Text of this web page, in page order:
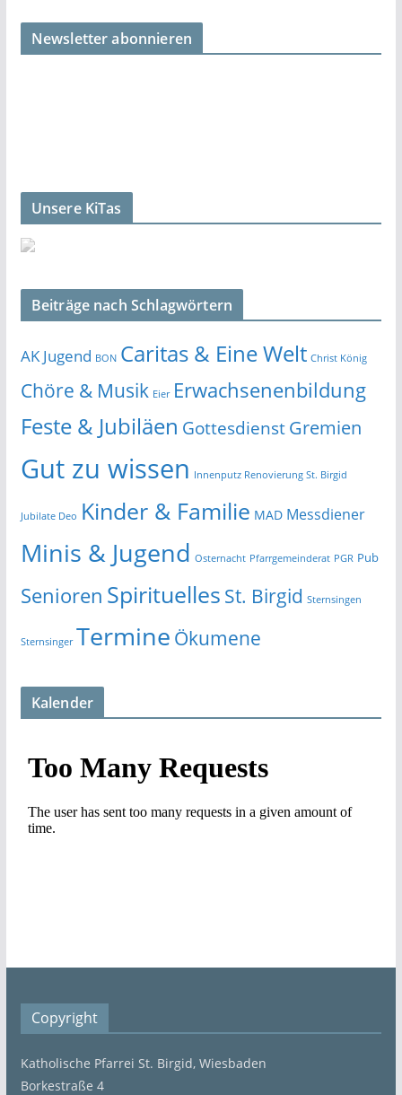
Newsletter abonnieren
Unsere KiTas
Beiträge nach Schlagwörtern
AK Jugend BON Caritas & Eine Welt Christ König
Chöre & Musik Eier Erwachsenenbildung
Feste & Jubiläen GottesdienstGremien
Gut zu wissen Innenputz Renovierung St. Birgid
Jubilate Deo Kinder & Familie MAD Messdiener
Minis & Jugend Osternacht Pfarrgemeinderat PGR Pub
Senioren Spirituelles St. Birgid Sternsingen
Sternsinger Termine Ökumene
Kalender
Copyright
Katholische Pfarrei St. Birgid, Wiesbaden
Borkestraße 4